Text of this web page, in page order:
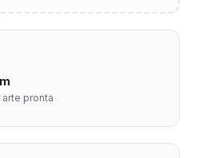
arte pronta